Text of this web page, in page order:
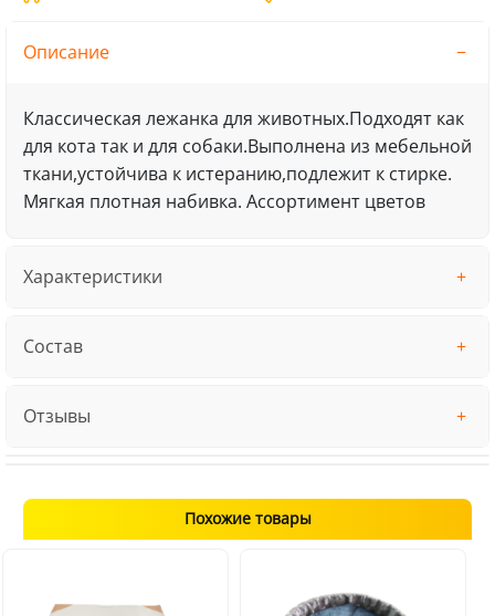
Описание
Классическая лежанка для животных.Подходят как
для кота так и для собаки.Выполнена из мебельной
ткани,устойчива к истеранию,подлежит к стирке.
Мягкая плотная набивка. Ассортимент цветов
Характеристики
Состав
Отзывы
Похожие товары